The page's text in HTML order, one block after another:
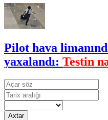
Pilot hava
yaxalandı: Testin
Axtar